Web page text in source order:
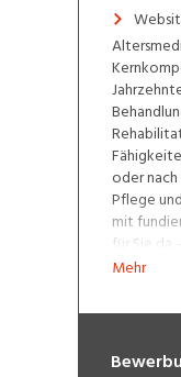
oder
Pflege
mit
für Sie da
und Riehen.
Mehr